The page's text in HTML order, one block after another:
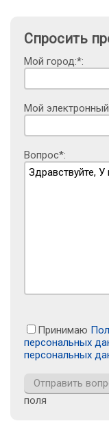
Спросить
Мой город:*:
Мой
Вопрос*:
Принимаю
персональных
персональных
поля